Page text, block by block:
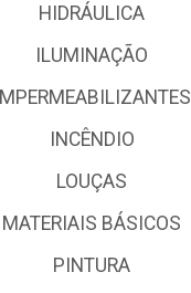
HIDRÁULICA
ILUMINAÇÃO
IMPERMEABILIZANTES
INCÊNDIO
LOUÇAS
MATERIAIS BÁSICOS
PINTURA